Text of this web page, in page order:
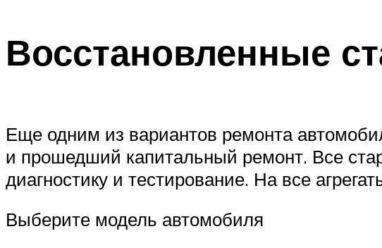
Восстановленные
Еще одним из вариантов ремонта
и прошедший капитальный ремонт. Все
диагностику и тестирование. На все
Выберите модель автомобиля